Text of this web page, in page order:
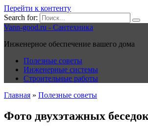
Перейти к контенту
Search for:
Vann-good.ru - Сантехника
Инженерное обеспечение вашего дома
Полезные советы
Инженерные системы
Строительные работы
Главная » Полезные советы
Фото двухэтажных